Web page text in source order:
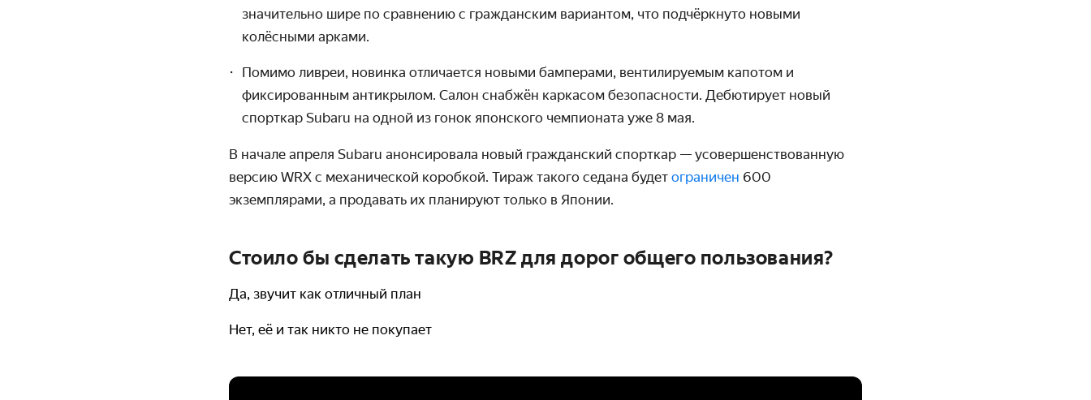
значительно шире по сравнению с гражданским вариантом, что подчёркнуто новыми
колёсными арками.
Помимо ливреи, новинка отличается новыми бамперами, вентилируемым капотом и
фиксированным антикрылом. Салон снабжён каркасом безопасности. Дебютирует новый
спорткар Subaru на одной из гонок японского чемпионата уже 8 мая.
В начале апреля Subaru анонсировала новый гражданский спорткар — усовершенствованную
версию WRX с механической коробкой. Тираж такого седана будет ограничен 600
экземплярами, а продавать их планируют только в Японии.
Стоило бы сделать такую BRZ для дорог общего пользования?
Да, звучит как отличный план
Нет, её и так никто не покупает